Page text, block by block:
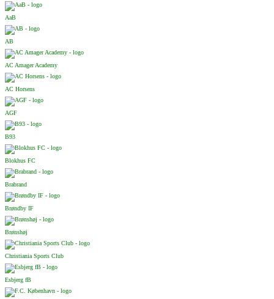
AaB
AB
AC Amager Academy
AC Horsens
AGF
B93
Blokhus FC
Brabrand
Brøndby IF
Brønshøj
Christiania Sports Club
Esbjerg fB